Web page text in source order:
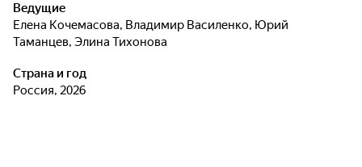
экономических новостей, и критический подход к
политическим событиям, и развлекательные блоки, вроде
сообщений о новинках мировых автосалонов или обзора
Ведущие
Елена Кочемасова, Владимир Василенко, Юрий
Таманцев, Элина Тихонова
Страна и год
Россия, 2026